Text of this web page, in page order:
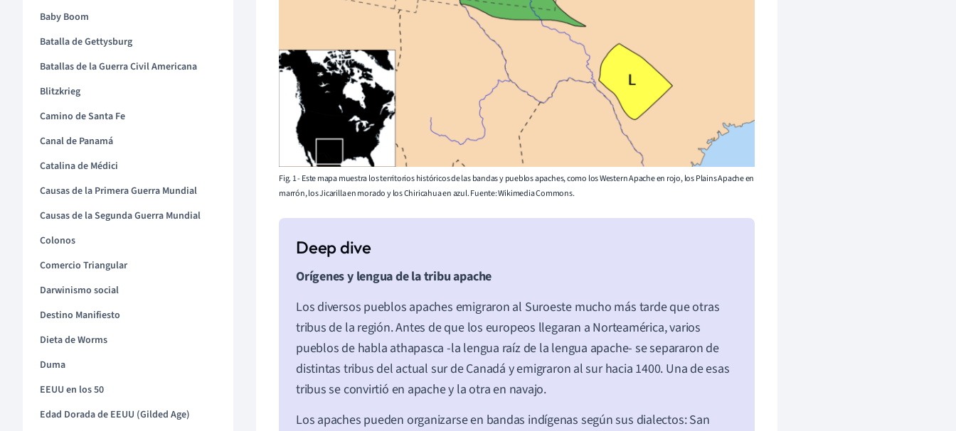
Baby Boom
Batalla de Gettysburg
Batallas de la Guerra Civil Americana
Blitzkrieg
Camino de Santa Fe
Canal de Panamá
Catalina de Médici
Causas de la Primera Guerra Mundial
Causas de la Segunda Guerra Mundial
Colonos
Comercio Triangular
Darwinismo social
Destino Manifiesto
Dieta de Worms
Duma
EEUU en los 50
Edad Dorada de EEUU (Gilded Age)
Fig. 1 - Este mapa muestra los territorios históricos de las bandas y pueblos apaches, como los Western Apache en rojo, los Plains Apache en
marrón, los Jicarilla en morado y los Chiricahua en azul. Fuente: Wikimedia Commons.
Orígenes y lengua de la tribu apache
Los diversos pueblos apaches emigraron al Suroeste mucho más tarde que otras
tribus de la región. Antes de que los europeos llegaran a Norteamérica, varios
pueblos de habla athapasca -la lengua raíz de la lengua apache- se separaron de
distintas tribus del actual sur de Canadá y emigraron al sur hacia 1400. Una de esas
tribus se convirtió en apache y la otra en navajo.
Los apaches pueden organizarse en bandas indígenas según sus dialectos: San